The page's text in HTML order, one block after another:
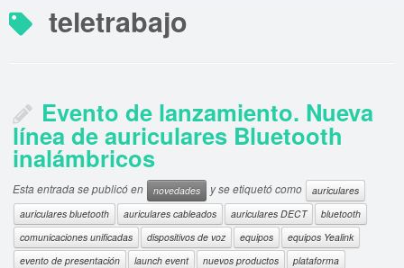
teletrabajo
Evento de lanzamiento. Nueva
línea de auriculares Bluetooth
inalámbricos
Esta entrada se publicó en novedades y se etiquetó como
auriculares
auriculares bluetooth
auriculares cableados auriculares DECT
bluetooth
comunicaciones unificadas
dispositivos de voz equipos
equipos Yealink
evento de presentación
launch event nuevos productos
plataforma